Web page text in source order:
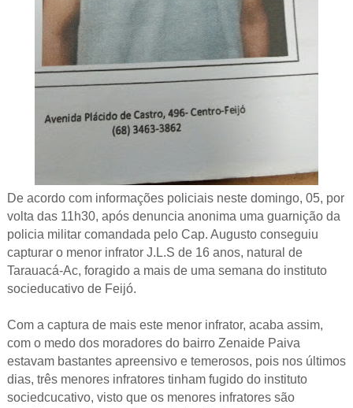
De acordo com informações policiais neste domingo, 05, por
volta das 11h30, após denuncia anonima uma guarnição da
policia militar comandada pelo Cap. Augusto conseguiu
capturar o menor infrator J.L.S de 16 anos, natural de
Tarauacá-Ac, foragido a mais de uma semana do instituto
socieducativo de Feijó.
Com a captura de mais este menor infrator, acaba assim,
com o medo dos moradores do bairro Zenaide Paiva
estavam bastantes apreensivo e temerosos, pois nos últimos
dias, três menores infratores tinham fugido do instituto
sociedcucativo, visto que os menores infratores são